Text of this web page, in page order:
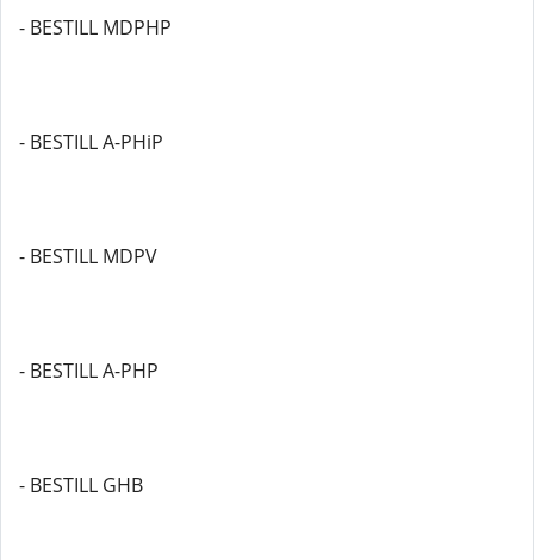
- BESTILL MDPHP
- BESTILL A-PHiP
- BESTILL MDPV
- BESTILL A-PHP
- BESTILL GHB